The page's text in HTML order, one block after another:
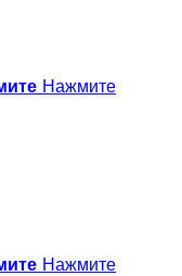
Нажмите
Нажмите